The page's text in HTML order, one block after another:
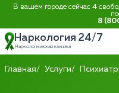
В вашем городе сейчас 4
8
Наркология 24/7
Наркологическая клиника
Главная Услуги